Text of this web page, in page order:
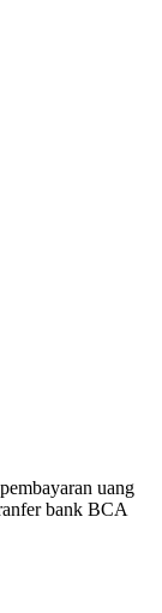
uang
bank BCA